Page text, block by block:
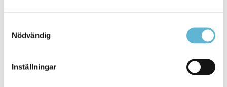
Nödvändig
Inställningar